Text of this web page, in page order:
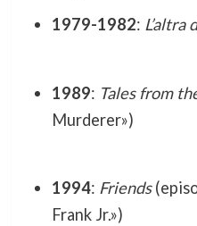
1979-1982: L’altra
1989: Tales from
Murderer»)
1994: Friends
Frank Jr.»)